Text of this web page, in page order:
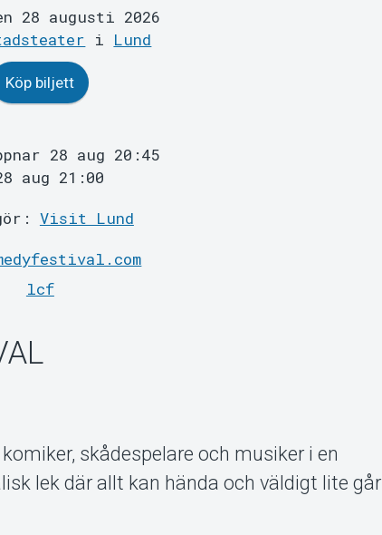
28 augusti 2026
i Lund
Köp biljett
28 aug 20:45
aug 21:00
Visit Lund
lcf
skådespelare och musiker i en
lek där allt kan hända och väldigt lite går